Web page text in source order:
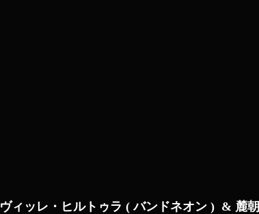
ィッレ・ヒルトゥラ ( バンドネオン )  & 麓朝